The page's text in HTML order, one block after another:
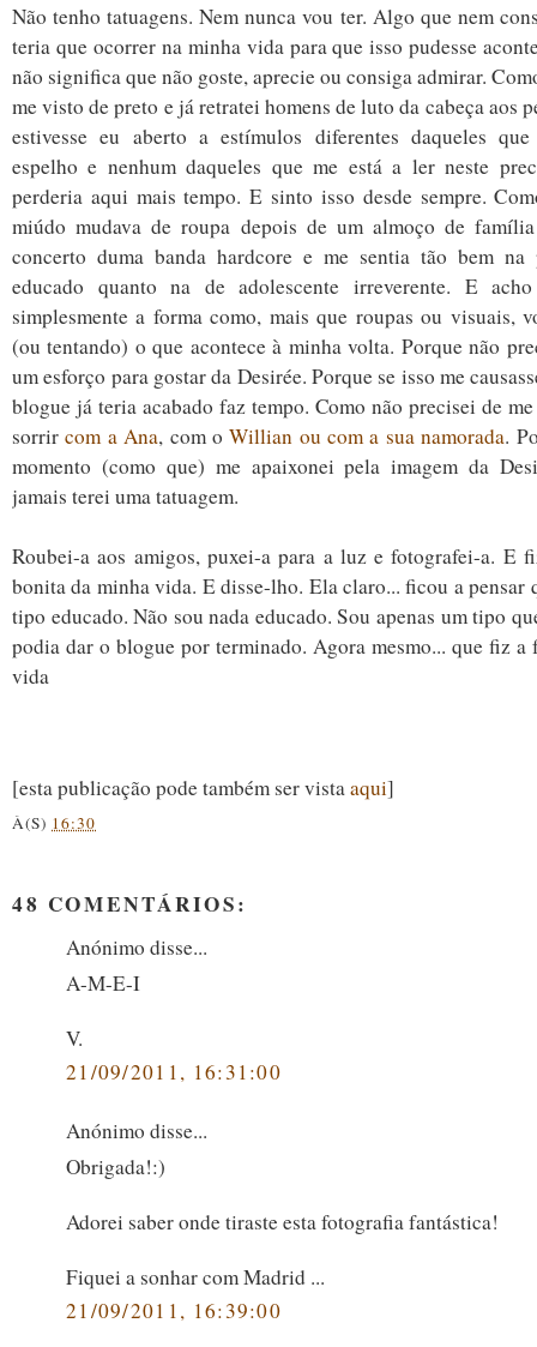
Não tenho tatuagens. Nem nunca vou ter. Algo que nem
teria que ocorrer na minha vida para que isso pudesse
não significa que não goste, aprecie ou consiga admirar.
me visto de preto e já retratei homens de luto da cabeça aos
estivesse eu aberto a estímulos diferentes daqueles
espelho e nenhum daqueles que me está a ler neste
perderia aqui mais tempo. E sinto isso desde sempre.
miúdo mudava de roupa depois de um almoço de
concerto duma banda hardcore e me sentia tão bem na
educado quanto na de adolescente irreverente. E
simplesmente a forma como, mais que roupas ou visuais,
(ou tentando) o que acontece à minha volta. Porque não
um esforço para gostar da Desirée. Porque se isso me
blogue já teria acabado faz tempo. Como não precisei de
sorrircom a Ana, com oWillian ou com a sua namorada.
momento (como que) me apaixonei pela imagem da
jamais terei uma tatuagem.
Roubei-a aos amigos, puxei-a para a luz e fotografei-a. E
bonita da minha vida. E disse-lho. Ela claro... ficou a pensar
tipo educado. Não sou nada educado. Sou apenas um tipo
podia dar o blogue por terminado. Agora mesmo... que fiz a
vida
[esta publicação pode também ser vistaaqui]
À(S) 16:30
48 COMENTÁRIOS:
Anónimo disse...
A-M-E-I
V.
21/09/2011, 16:31:00
Anónimo disse...
Obrigada!:)
Adorei saber onde tiraste esta fotografia fantástica!
Fiquei a sonhar com Madrid ...
21/09/2011, 16:39:00